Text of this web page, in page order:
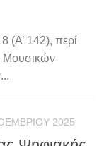
(Α’ 142), περί
Μουσικών
2025